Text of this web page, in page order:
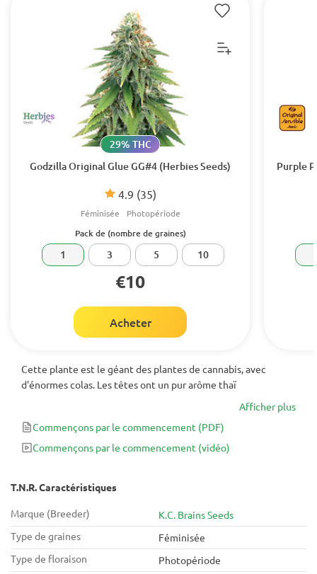
Godzilla Original Glue GG#4 (Herbies Seeds)
4.9 (35)
29% THC
Féminisée Photopériode
Pack de (nombre de graines)
1 3 5 10
€10
Acheter
Purple
Cette plante est le géant des plantes de cannabis, avec
d'énormes colas. Les têtes ont un pur arôme thaï
Afficher plus
Commençons par le commencement (PDF)
Commençons par le commencement (vidéo)
T.N.R. Caractéristiques
Marque (Breeder)
K.C. Brains Seeds
Type de graines
Féminisée
Type de floraison
Photopériode